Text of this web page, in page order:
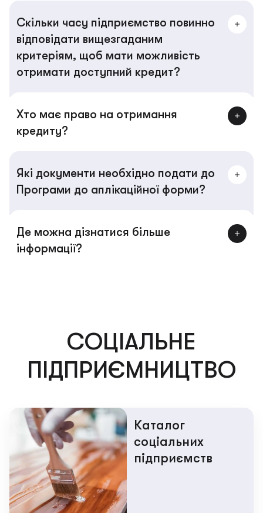
Скільки часу підприємство повинно
відповідати вищезгаданим
критеріям, щоб мати можливість
отримати доступний кредит?
Хто має право на отримання
кредиту?
Які документи необхідно подати до
Програми до аплікаційної форми?
Де можна дізнатися більше
інформації?
СОЦІАЛЬНЕ
ПІДПРИЄМНИЦТВО
Каталог
cоціальних
підприємств